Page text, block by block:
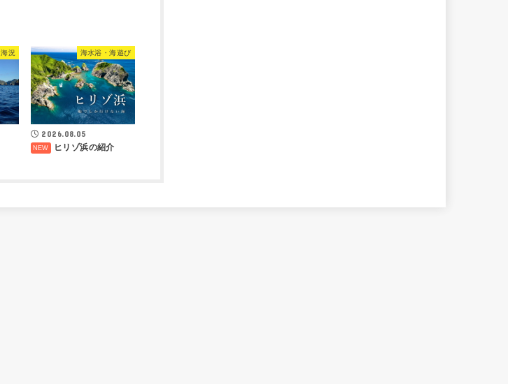
海況 海水浴・海遊び
2026.08.05
ヒリゾ浜の紹介